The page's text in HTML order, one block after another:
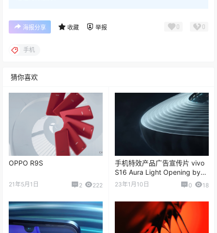
海报分享 收藏 举报 0 0
手机
猜你喜欢
OPPO R9S
21年5月1日 2 222
手机特效产品广告宣传片 vivo
S16 Aura Light Opening by
zhf
23年1月10日 0 18